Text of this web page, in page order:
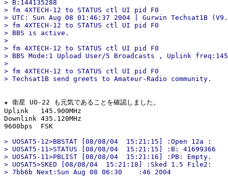
> B:144135288
> fm 4XTECH-12 to STATUS ctl UI pid F0
> UTC: Sun Aug 08 01:46:37 2004 | Gurwin Techsat1B
> fm 4XTECH-12 to STATUS ctl UI pid F0
> BBS is active.
>
> fm 4XTECH-12 to STATUS ctl UI pid F0
> BBS Mode:1 Upload User/5 Broadcasts , Uplink
>
> fm 4XTECH-12 to STATUS ctl UI pid F0
★ 衛星 UO-22 も元気であることを確認しました。
Uplink   145.900MHz
Downlink 435.120MHz
> UOSAT5-12>BBSTAT [08/08/04  15:21:15]
:Open 12a :
> UOSAT5-11>STATUS [08/08/04  15:21:15]
:B: 41699366
> UOSAT5-11>PBLIST [08/08/04  15:21:16]
:PB: Empty.
> UOSAT5>SKED [08/08/04  15:21:18]
:Sked 1.5 File2: